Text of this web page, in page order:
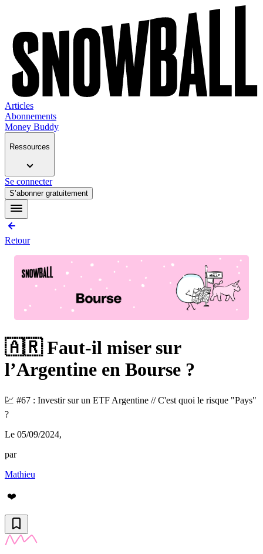
Articles
Abonnements
Money Buddy
Ressources
Se connecter
S’abonner gratuitement
Retour
🇦🇷 Faut-il miser sur
l’Argentine en Bourse ?
💹 #67 : Investir sur un ETF Argentine // C'est quoi le risque "Pays"
?
Le 05/09/2024,
par
Mathieu
❤️